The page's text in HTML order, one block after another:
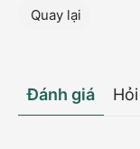
động và mất
dạng khớp thể
Quay lại
Đánh giá